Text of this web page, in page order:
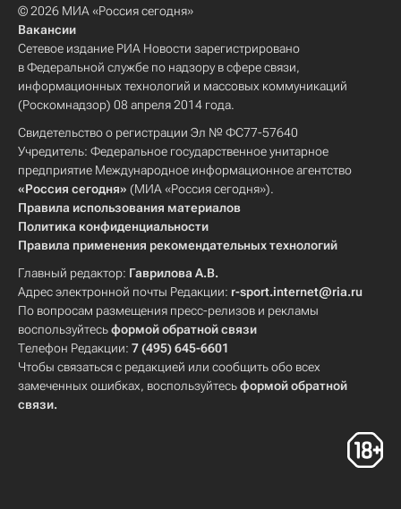
© 2026 МИА «Россия сегодня»
Вакансии
Сетевое издание РИА Новости зарегистрировано
в Федеральной службе по надзору в сфере связи,
информационных технологий и массовых коммуникаций
(Роскомнадзор) 08 апреля 2014 года.
Свидетельство о регистрации Эл № ФС77-57640
Учредитель: Федеральное государственное унитарное
предприятие Международное информационное агентство
«Россия сегодня» (МИА «Россия сегодня»).
Правила использования материалов
Политика конфиденциальности
Правила применения рекомендательных технологий
Главный редактор: Гаврилова А.В.
Адрес электронной почты Редакции: r-sport.internet@ria.ru
По вопросам размещения пресс-релизов и рекламы
воспользуйтесьформой обратной связи
Телефон Редакции: 7 (495) 645-6601
Чтобы связаться с редакцией или сообщить обо всех
замеченных ошибках, воспользуйтесьформой обратной
связи.